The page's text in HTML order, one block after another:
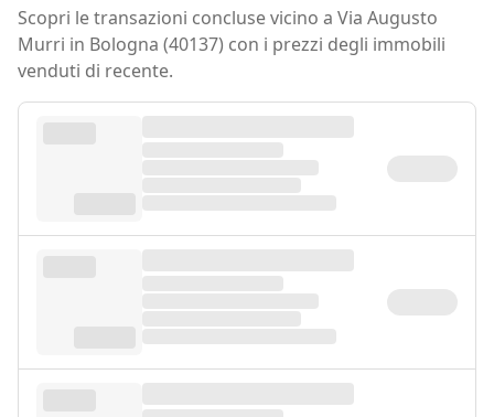
Scopri le transazioni concluse vicino a Via Augusto
Murri in Bologna (40137) con i prezzi degli immobili
venduti di recente.